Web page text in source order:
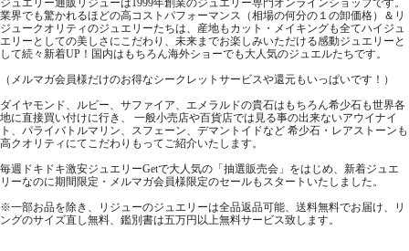
ジュエリー通販リジューは1999年創業のジュエリー専門オンラインショップです。
業界でも驚かれるほどの高コストパフォーマンス（相場の何分の１の卸価格）＆リ
ジュークオリティのジュエリーたちは、産地もカット・メイキングも全てハイジュ
エリーとしての美しさにこだわり、未来までお楽しみいただける感動ジュエリーと
して続々新着UP！国内はもちろん海外ショーでも大人気のジュエルたちです。
（メルマガ会員様だけのお得なシークレットサービスや還元もいっぱいです！）
ダイヤモンド、ルビー、サファイア、エメラルドの貴石はもちろん希少石も世界各
地に直接買い付けに行き、 一般小売店や百貨店では見る事の出来ないアウイナイ
ト、パライバトルマリン、スフェーン、デマントイドなど 希少石・レアストーンも
高クオリティにてこだわりもってご紹介いたします。
毎週ドキドキ激安ジュエリーGetで大人気の「抽選販売会」をはじめ、新着ジュエ
リーなのに期間限定・メルマガ会員様限定のセールもスタートいたしました。
※一部お品を除き、リジューのジュエリーは全品返品可能、送料無料でお届け、リ
ングのサイズ直し無料、鑑別書は五万円以上無料サービス致します。